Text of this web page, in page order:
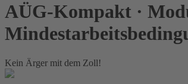
AÜG-Kompakt ·
Kein Ärger mit dem Zoll!